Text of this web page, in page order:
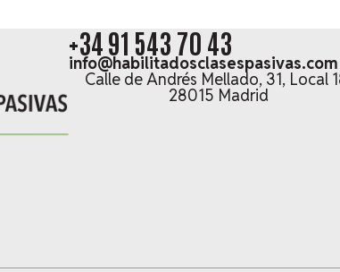
+34 91 543 70 43
info@habilitadosclasespasivas.com
Calle de Andrés Mellado, 31, Local
28015 Madrid